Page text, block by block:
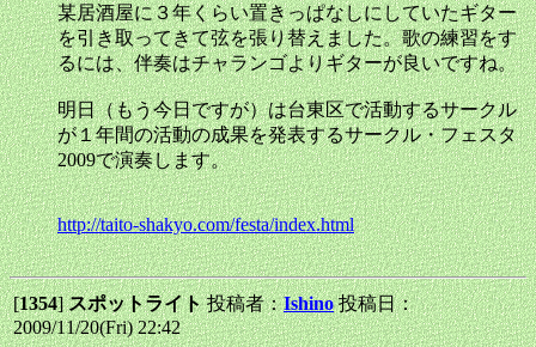
某居酒屋に３年くらい置きっぱなしにしていたギター
を引き取ってきて弦を張り替えました。歌の練習をす
るには、伴奏はチャランゴよりギターが良いですね。
明日（もう今日ですが）は台東区で活動するサークル
が１年間の活動の成果を発表するサークル・フェスタ
2009で演奏します。
http://taito-shakyo.com/festa/index.html
[1354]スポットライト投稿者：Ishino 投稿日：
2009/11/20(Fri) 22:42